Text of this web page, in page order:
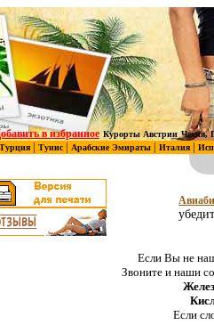
в избранное Курорты Австрии Чехия,
Турция| Тунис| Арабские Эмираты| Италия|
Если Вы не
Звоните и наши
Если